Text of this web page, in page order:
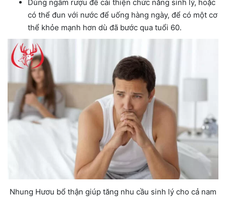
Dùng ngâm rượu để cải thiện chức năng sinh lý, hoặc
có thể đun với nước để uống hàng ngày, để có một cơ
thể khỏe mạnh hơn dù đã bước qua tuổi 60.
Nhung Hươu bổ thận giúp tăng nhu cầu sinh lý cho cả nam